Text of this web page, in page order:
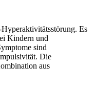
Es
Kindern und
sind
Die
aus